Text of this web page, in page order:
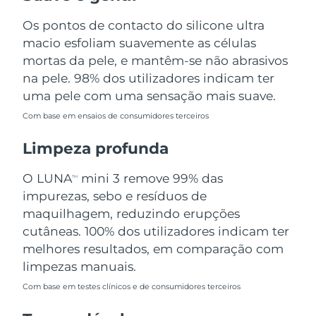
Os pontos de contacto do silicone ultra
macio esfoliam suavemente as células
mortas da pele, e mantêm-se não abrasivos
na pele. 98% dos utilizadores indicam ter
uma pele com uma sensação mais suave.
Com base em ensaios de consumidores terceiros
Limpeza profunda
O LUNATM
mini 3 remove 99% das
impurezas, sebo e resíduos de
maquilhagem, reduzindo erupções
cutâneas. 100% dos utilizadores indicam ter
melhores resultados, em comparação com
limpezas manuais.
Com base em testes clínicos e de consumidores terceiros
Filipinas Entrega prevista
Polônia Entrega prevista8/10/26
Portugal
Porto Rico
Catar Entrega prevista
Reunião Entrega prevista
Romênia Entrega prevista
Rússia
Arábia Saudita